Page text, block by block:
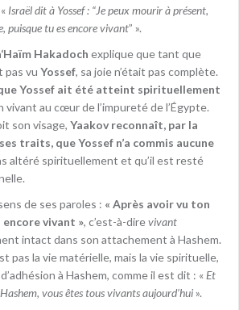
Israël dit à Yossef : “Je peux mourir à présent,
puisque tu es encore vivant” ».
Hakadoch explique que tant que
pas vu Yossef, sa joie n’était pas complète.
Yossef ait été atteint spirituellement
au cœur de l’impureté de l’Égypte.
son visage, Yaakov reconnaît, par la
traits, que Yossef n’a commis aucune
altéré spirituellement et qu’il est resté
de ses paroles : « Après avoir vu ton
encore vivant », c’est-à-direvivant
intact dans son attachement à Hashem.
pas la vie matérielle, mais la vie spirituelle,
à Hashem, comme il est dit : « Et
vous êtes tous vivants aujourd’hui».